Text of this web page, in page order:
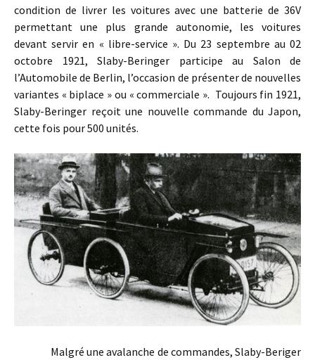
condition de livrer les voitures avec une batterie de 36V
permettant une plus grande autonomie, les voitures
devant servir en « libre-service ». Du 23 septembre au 02
octobre 1921, Slaby-Beringer participe au Salon de
l’Automobile de Berlin, l’occasion de présenter de nouvelles
variantes « biplace » ou « commerciale ». Toujours fin 1921,
Slaby-Beringer reçoit une nouvelle commande du Japon,
cette fois pour 500 unités.
Malgré une avalanche de commandes, Slaby-Beriger